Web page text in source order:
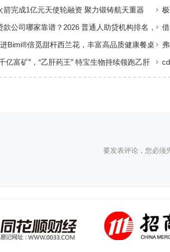
彩
箭完成1亿元天使轮融资 聚力锻铸航天重器
款公司哪家靠谱？2026 普通人助贷机构排名，
借钱选择指南
Bimi®倍觅甜杆西兰花，丰富高品质健康餐桌
亿富矿”，“乙肝药王” 特宝生物持续领跑乙肝
要发表评论，您必须